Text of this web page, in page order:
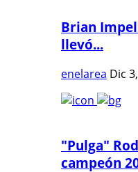
Brian
llevó...
enelarea Dic
"Pulga"
campeón